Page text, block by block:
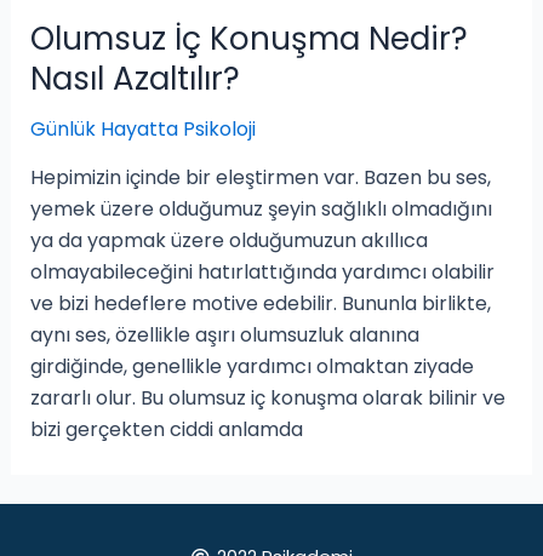
Olumsuz İç Konuşma Nedir?
Nasıl Azaltılır?
Günlük Hayatta Psikoloji
Hepimizin içinde bir eleştirmen var. Bazen bu ses,
yemek üzere olduğumuz şeyin sağlıklı olmadığını
ya da yapmak üzere olduğumuzun akıllıca
olmayabileceğini hatırlattığında yardımcı olabilir
ve bizi hedeflere motive edebilir. Bununla birlikte,
aynı ses, özellikle aşırı olumsuzluk alanına
girdiğinde, genellikle yardımcı olmaktan ziyade
zararlı olur. Bu olumsuz iç konuşma olarak bilinir ve
bizi gerçekten ciddi anlamda